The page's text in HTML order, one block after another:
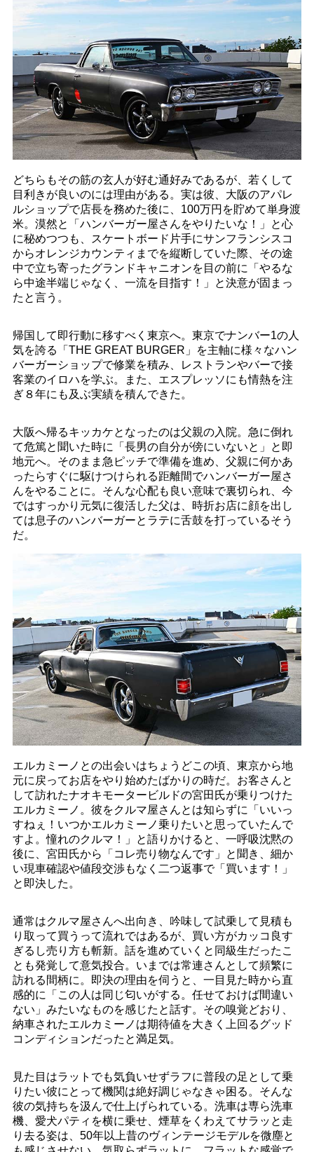
どちらもその筋の玄人が好む通好みであるが、若くして
目利きが良いのには理由がある。実は彼、大阪のアパレ
ルショップで店長を務めた後に、100万円を貯めて単身渡
米。漠然と「ハンバーガー屋さんをやりたいな！」と心
に秘めつつも、スケートボード片手にサンフランシスコ
からオレンジカウンティまでを縦断していた際、その途
中で立ち寄ったグランドキャニオンを目の前に「やるな
ら中途半端じゃなく、一流を目指す！」と決意が固まっ
たと言う。
帰国して即行動に移すべく東京へ。東京でナンバー1の人
気を誇る「THE GREAT BURGER」を主軸に様々なハン
バーガーショップで修業を積み、レストランやバーで接
客業のイロハを学ぶ。また、エスプレッソにも情熱を注
ぎ８年にも及ぶ実績を積んできた。
大阪へ帰るキッカケとなったのは父親の入院。急に倒れ
て危篤と聞いた時に「長男の自分が傍にいないと」と即
地元へ。そのまま急ピッチで準備を進め、父親に何かあ
ったらすぐに駆けつけられる距離間でハンバーガー屋さ
んをやることに。そんな心配も良い意味で裏切られ、今
ではすっかり元気に復活した父は、時折お店に顔を出し
ては息子のハンバーガーとラテに舌鼓を打っているそう
だ。
エルカミーノとの出会いはちょうどこの頃、東京から地
元に戻ってお店をやり始めたばかりの時だ。お客さんと
して訪れたナオキモータービルドの宮田氏が乗りつけた
エルカミーノ。彼をクルマ屋さんとは知らずに「いいっ
すねぇ！いつかエルカミーノ乗りたいと思っていたんで
すよ。憧れのクルマ！」と語りかけると、一呼吸沈黙の
後に、宮田氏から「コレ売り物なんです」と聞き、細か
い現車確認や値段交渉もなく二つ返事で「買います！」
と即決した。
通常はクルマ屋さんへ出向き、吟味して試乗して見積も
り取って買うって流れではあるが、買い方がカッコ良す
ぎるし売り方も斬新。話を進めていくと同級生だったこ
とも発覚して意気投合。いまでは常連さんとして頻繁に
訪れる間柄に。即決の理由を伺うと、一目見た時から直
感的に「この人は同じ匂いがする。任せておけば間違い
ない」みたいなものを感じたと話す。その嗅覚どおり、
納車されたエルカミーノは期待値を大きく上回るグッド
コンディションだったと満足気。
見た目はラットでも気負いせずラフに普段の足として乗
りたい彼にとって機関は絶好調じゃなきゃ困る。そんな
彼の気持ちを汲んで仕上げられている。洗車は専ら洗車
機、愛犬パティを横に乗せ、煙草をくわえてサラッと走
り去る姿は、50年以上昔のヴィンテージモデルを微塵と